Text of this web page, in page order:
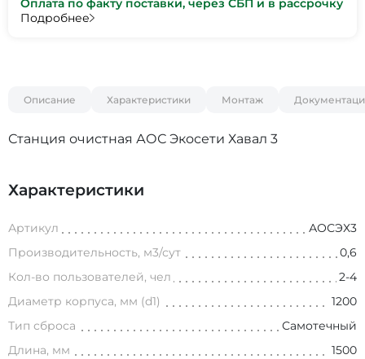
Оплата по факту поставки, через СБП и в рассрочку
Подробнее
Описание Характеристики Монтаж
Станция очистная АОС Экосети Хавал 3
Характеристики
Артикул
АОСЭХ3
Производительность, м3/сут
0,6
Кол-во пользователей, чел
2-4
Диаметр корпуса, мм (d1)
1200
Тип сброса
Самотечный
Длина, мм
1500